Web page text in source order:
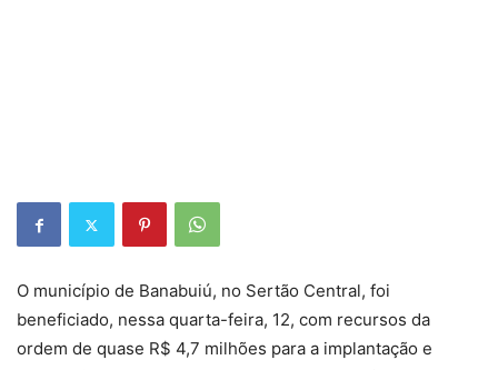
O município de Banabuiú, no Sertão Central, foi
beneficiado, nessa quarta-feira, 12, com recursos da
ordem de quase R$ 4,7 milhões para a implantação e